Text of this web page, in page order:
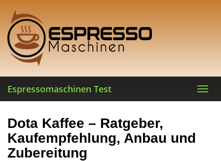
main
content
Espressomaschinen Test
Dota Kaffee – Ratgeber,
Kaufempfehlung, Anbau und
Zubereitung